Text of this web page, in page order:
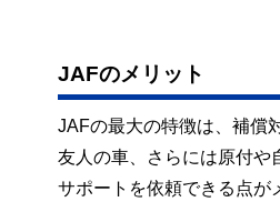
JAFのメリット
JAFの最大の特徴は、補償
友人の車、さらには原付や
サポートを依頼できる点が